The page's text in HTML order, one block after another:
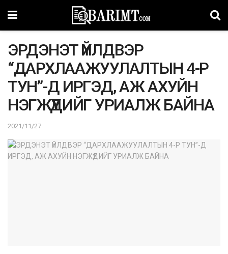
ЭРДЭНЭТ ҮЙЛДВЭР
“ДАРХЛААЖУУЛАЛТЫН 4-Р
ТУН”-Д ИРГЭД, АЖ АХУЙН
НЭГЖҮҮДИЙГ УРИАЛЖ БАЙНА
2021/11/27